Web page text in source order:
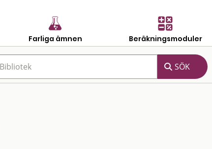
Farliga ämnen Beräkningsmoduler